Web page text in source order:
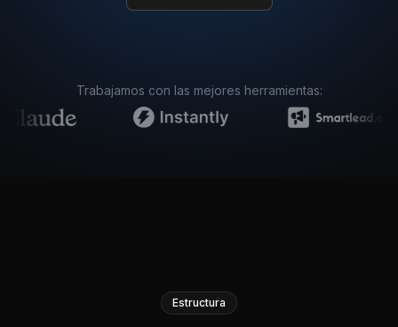
Trabajamos con las mejores herramientas:
Estructura